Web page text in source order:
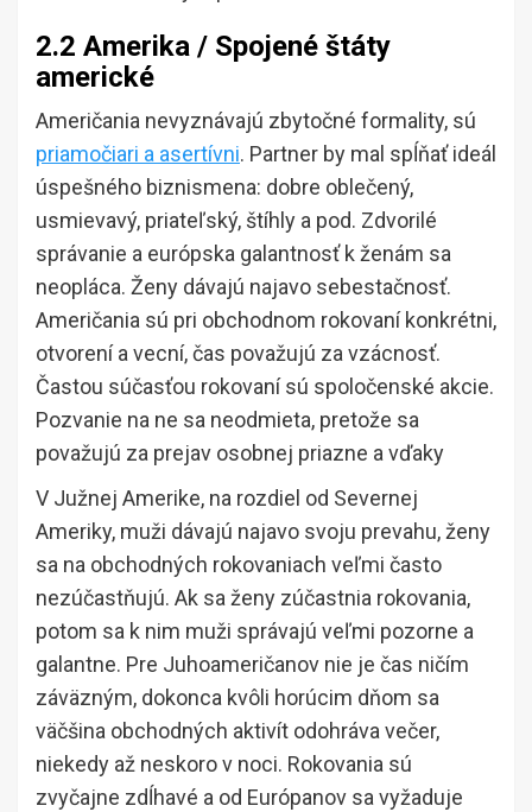
2.2 Amerika / Spojené štáty
americké
Američania nevyznávajú zbytočné formality, sú
priamočiari a asertívni. Partner by mal spĺňať ideál
úspešného biznismena: dobre oblečený,
usmievavý, priateľský, štíhly a pod. Zdvorilé
správanie a európska galantnosť k ženám sa
neopláca. Ženy dávajú najavo sebestačnosť.
Američania sú pri obchodnom rokovaní konkrétni,
otvorení a vecní, čas považujú za vzácnosť.
Častou súčasťou rokovaní sú spoločenské akcie.
Pozvanie na ne sa neodmieta, pretože sa
považujú za prejav osobnej priazne a vďaky
V Južnej Amerike, na rozdiel od Severnej
Ameriky, muži dávajú najavo svoju prevahu, ženy
sa na obchodných rokovaniach veľmi často
nezúčastňujú. Ak sa ženy zúčastnia rokovania,
potom sa k nim muži správajú veľmi pozorne a
galantne. Pre Juhoameričanov nie je čas ničím
záväzným, dokonca kvôli horúcim dňom sa
väčšina obchodných aktivít odohráva večer,
niekedy až neskoro v noci. Rokovania sú
zvyčajne zdĺhavé a od Európanov sa vyžaduje